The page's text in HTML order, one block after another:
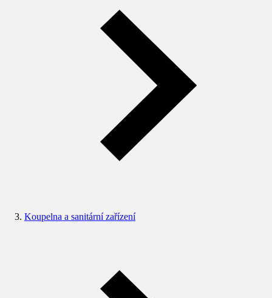
Koupelna a sanitární zařízení